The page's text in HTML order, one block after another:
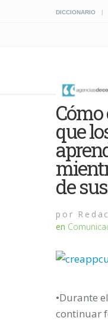
DICCIONARIO
que
de
por
en
•Durante
continuar